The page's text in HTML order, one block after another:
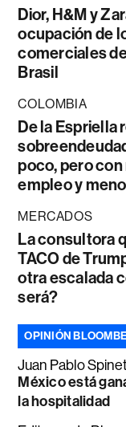
Dior, H&M y
ocupación de
comerciales
Brasil
COLOMBIA
De la Espriella
poco, pero
empleo y
MERCADOS
La consultora
TACO de
otra escalada
será?
OPINIÓN
Juan Pablo
México está
la hospitalidad